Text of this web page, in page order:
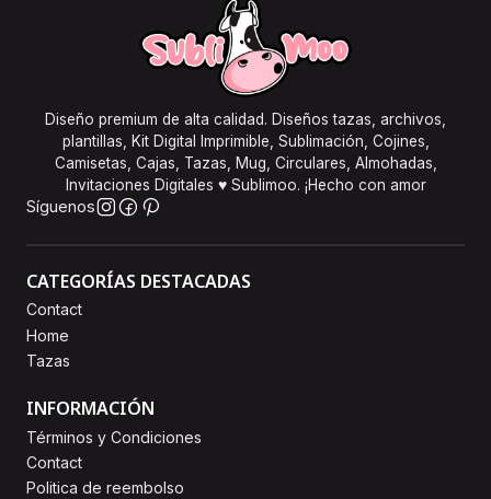
Diseño premium de alta calidad. Diseños tazas, archivos,
plantillas, Kit Digital Imprimible, Sublimación, Cojines,
Camisetas, Cajas, Tazas, Mug, Circulares, Almohadas,
Invitaciones Digitales ♥ Sublimoo. ¡Hecho con amor
Síguenos
CATEGORÍAS DESTACADAS
Contact
Home
Tazas
INFORMACIÓN
Términos y Condiciones
Contact
Politica de reembolso